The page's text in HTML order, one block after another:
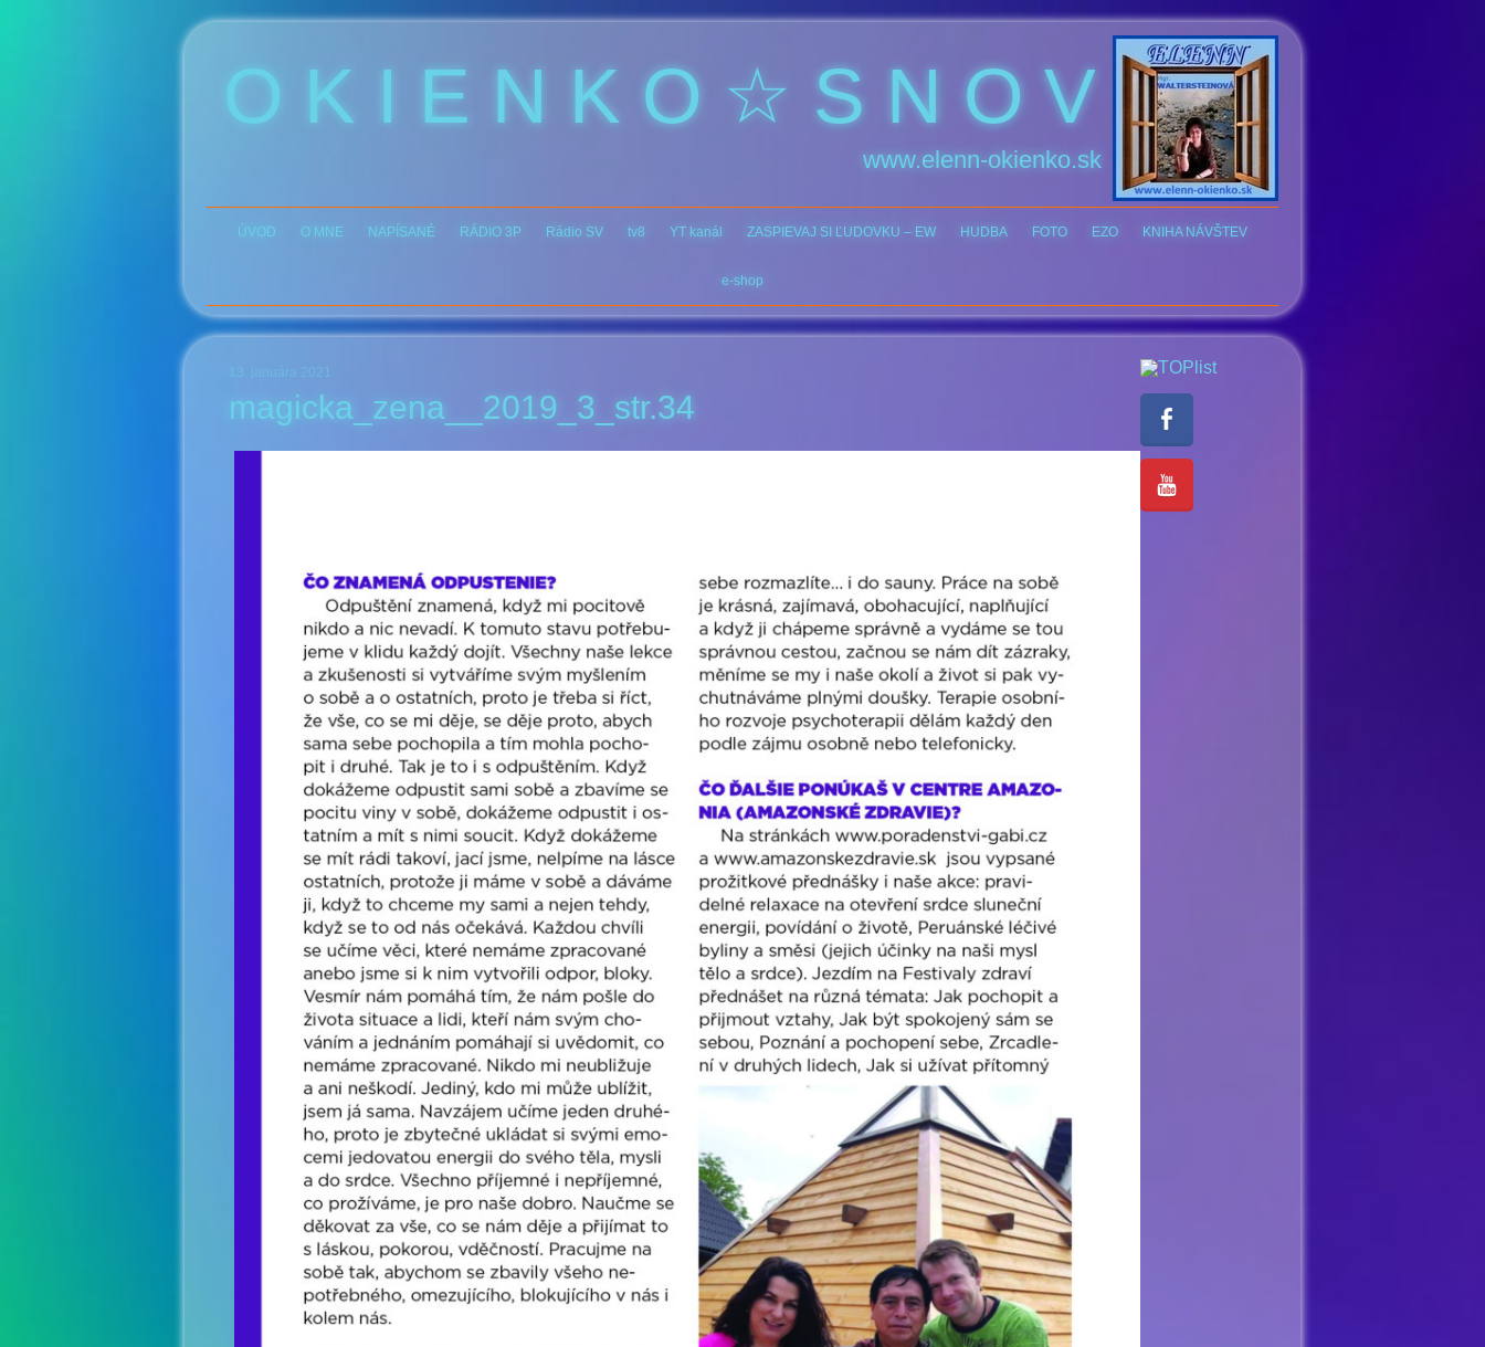
O K I E N K O ☆ S N O V
www.elenn-okienko.sk
ÚVOD O MNE NAPÍSANÉ RÁDIO 3P Rádio SV tv8 YT kanál ZASPIEVAJ SI ĽUDOVKU – EW HUDBA FOTO EZO KNIHA NÁVŠTEV
e-shop
13. januára 2021
magicka_zena__2019_3_str.34